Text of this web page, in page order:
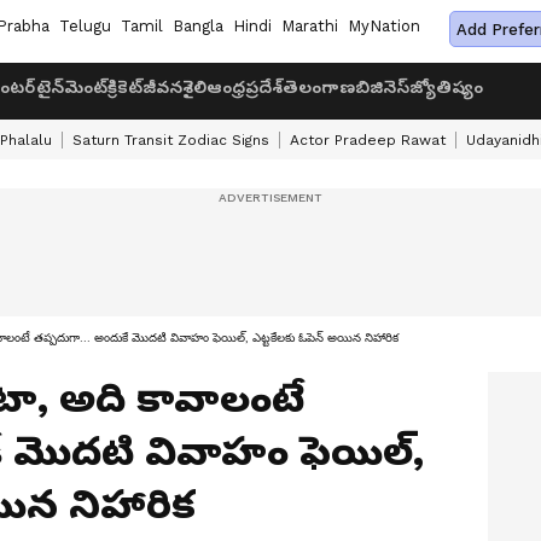
Telugu Tamil Bangla Hindi Marathi MyNation Add
క్రికెట్జీవనశైలిఆంధ్రప్రదేశ్తెలంగాణబిజినెస్జ్యోతిష్యం
Saturn Transit Zodiac Signs Actor Pradeep Rawat
తప్పదుగా... అందుకే మొదటి వివాహం ఫెయిల్, ఎట్టకేలకు ఓపెన్ అయిన నిహారిక
అది కావాలంటే
మొదటి వివాహం ఫెయిల్,
నిహారిక